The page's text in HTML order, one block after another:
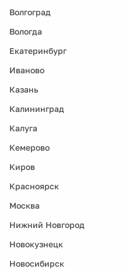
Волгоград
Вологда
Екатеринбург
Иваново
Казань
Калининград
Калуга
Кемерово
Киров
Красноярск
Москва
Нижний Новгород
Новокузнецк
Новосибирск